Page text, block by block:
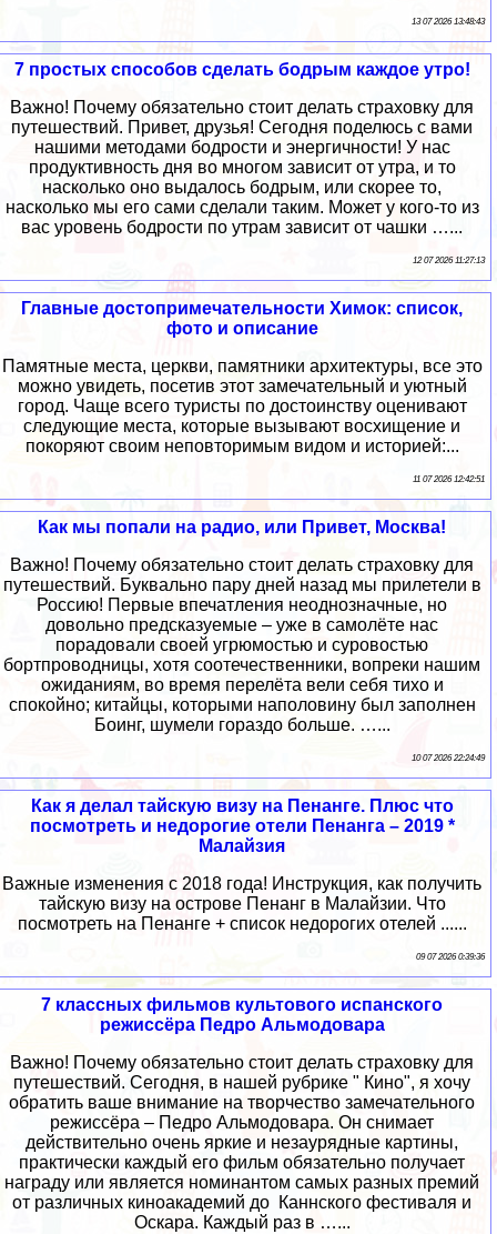
13 07 2026 13:48:43
7 простых способов сделать бодрым каждое утро!
Важно! Почему обязательно стоит делать страховку для
путешествий. Привет, друзья! Сегодня поделюсь с вами
нашими методами бодрости и энергичности! У нас
продуктивность дня во многом зависит от утра, и то
насколько оно выдалось бодрым, или скорее то,
насколько мы его сами сделали таким. Может у кого-то из
вас уровень бодрости по утрам зависит от чашки …...
12 07 2026 11:27:13
Главные достопримечательности Химок: список,
фото и описание
Памятные места, церкви, памятники архитектуры, все это
можно увидеть, посетив этот замечательный и уютный
город. Чаще всего туристы по достоинству оценивают
следующие места, которые вызывают восхищение и
покоряют своим неповторимым видом и историей:...
11 07 2026 12:42:51
Как мы попали на радио, или Привет, Москва!
Важно! Почему обязательно стоит делать страховку для
путешествий. Буквально пару дней назад мы прилетели в
Россию! Первые впечатления неоднозначные, но
довольно предсказуемые – уже в самолёте нас
порадовали своей угрюмостью и суровостью
бортпроводницы, хотя соотечественники, вопреки нашим
ожиданиям, во время перелёта вели себя тихо и
спокойно; китайцы, которыми наполовину был заполнен
Боинг, шумели гораздо больше. …...
10 07 2026 22:24:49
Как я делал тайскую визу на Пенанге. Плюс что
посмотреть и недорогие отели Пенанга – 2019 *
Малайзия
Важные изменения с 2018 года! Инструкция, как получить
тайскую визу на острове Пенанг в Малайзии. Что
посмотреть на Пенанге + список недорогих отелей ......
09 07 2026 0:39:36
7 классных фильмов культового испанского
режиссёра Педро Альмодовара
Важно! Почему обязательно стоит делать страховку для
путешествий. Сегодня, в нашей рубрике " Кино", я хочу
обратить ваше внимание на творчество замечательного
режиссёра – Педро Альмодовара. Он снимает
действительно очень яркие и незаурядные картины,
практически каждый его фильм обязательно получает
награду или является номинантом самых разных премий
от различных киноакадемий до Каннского фестиваля и
Оскара. Каждый раз в …...